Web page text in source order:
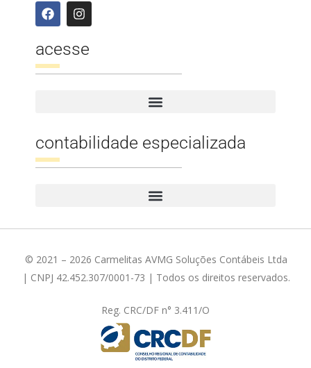
acesse
contabilidade especializada
© 2021 – 2026 Carmelitas AVMG Soluções Contábeis Ltda
| CNPJ 42.452.307/0001-73 | Todos os direitos reservados.
Reg. CRC/DF n° 3.411/O